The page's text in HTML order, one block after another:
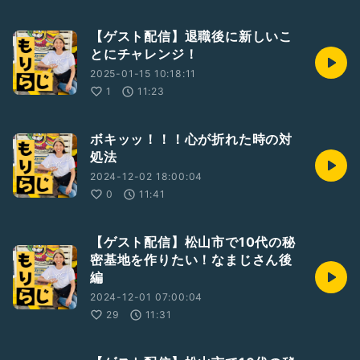
【ゲスト配信】退職後に新しいこ
とにチャレンジ！
2025-01-15 10:18:11
1
11:23
ボキッッ！！！心が折れた時の対
処法
2024-12-02 18:00:04
0
11:41
【ゲスト配信】松山市で10代の秘
密基地を作りたい！なまじさん後
編
2024-12-01 07:00:04
29
11:31